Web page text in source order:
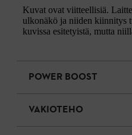
Kuvat ovat viitteellisiä.
ulkonäkö ja niiden kiinnitys
kuvissa esitetyistä, mutta
POWER BOOST
VAKIOTEHO